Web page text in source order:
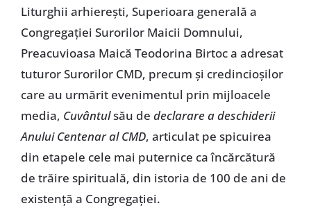
Liturghii arhierești, Superioara generală a
Congregației Surorilor Maicii Domnului,
Preacuvioasa Maică Teodorina Birtoc a adresat
tuturor Surorilor CMD, precum și credincioșilor
care au urmărit evenimentul prin mijloacele
media, Cuvântulsău de declarare a deschiderii
Anului Centenar al CMD, articulat pe spicuirea
din etapele cele mai puternice ca încărcătură
de trăire spirituală, din istoria de 100 de ani de
existență a Congregației.